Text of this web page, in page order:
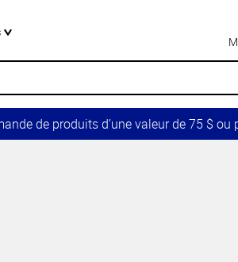
de produits d’une valeur de 75 $ ou